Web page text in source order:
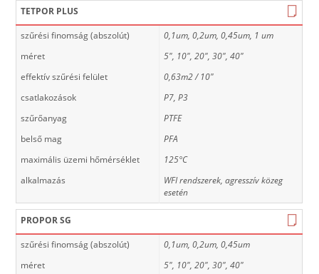
TETPOR PLUS
szűrési finomság (abszolút)
0,1um, 0,2um, 0,45um, 1 um
méret
5", 10", 20", 30", 40"
effektív szűrési felület
0,63m2 / 10"
csatlakozások
P7, P3
szűrőanyag
PTFE
belső mag
PFA
maximális üzemi hőmérséklet
125°C
alkalmazás
WFI rendszerek, agresszív közeg
esetén
PROPOR SG
szűrési finomság (abszolút)
0,1um, 0,2um, 0,45um
méret
5", 10", 20", 30", 40"